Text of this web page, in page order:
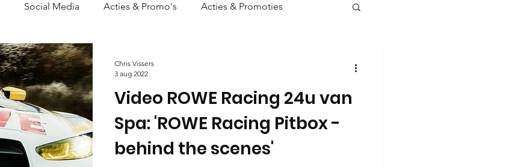
Social Media Acties & Promo's Acties & Promoties
Video ROWE Racing 24u van
Spa: 'ROWE Racing Pitbox -
behind the scenes'
Chris Vissers
3 aug 2022